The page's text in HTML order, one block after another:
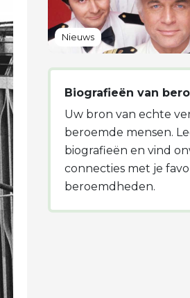
Nieuws
Biografieën van
Uw bron van echte
beroemde mensen.
biografieën en vind
connecties met je
beroemdheden.